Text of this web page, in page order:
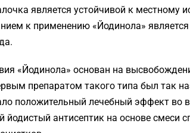
является устойчивой к местному
к применению «Йодинола»
«Йодинола» основан на
препаратом такого типа был так
положительный лечебный эффект во
йодистый антисептик на основе смеси